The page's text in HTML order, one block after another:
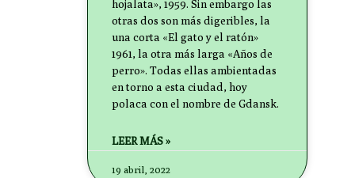
hojalata», 1959. Sin embargo las
otras dos son más digeribles, la
una corta «El gato y el ratón»
1961, la otra más larga «Años de
perro». Todas ellas ambientadas
en torno a esta ciudad, hoy
polaca con el nombre de Gdansk.
LEER MÁS »
19 abril, 2022